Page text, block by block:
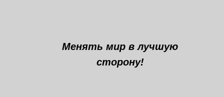
Менять мир в лучшую
сторону!